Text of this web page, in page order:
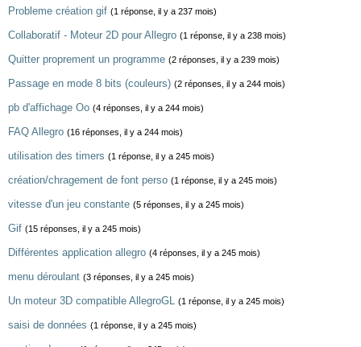
Probleme création gif (1 réponse, il y a 237 mois)
Collaboratif - Moteur 2D pour Allegro (1 réponse, il y a 238 mois)
Quitter proprement un programme (2 réponses, il y a 239 mois)
Passage en mode 8 bits (couleurs) (2 réponses, il y a 244 mois)
pb d'affichage Oo (4 réponses, il y a 244 mois)
FAQ Allegro (16 réponses, il y a 244 mois)
utilisation des timers (1 réponse, il y a 245 mois)
création/chragement de font perso (1 réponse, il y a 245 mois)
vitesse d'un jeu constante (5 réponses, il y a 245 mois)
Gif (15 réponses, il y a 245 mois)
Différentes application allegro (4 réponses, il y a 245 mois)
menu déroulant (3 réponses, il y a 245 mois)
Un moteur 3D compatible AllegroGL (1 réponse, il y a 245 mois)
saisi de données (1 réponse, il y a 245 mois)